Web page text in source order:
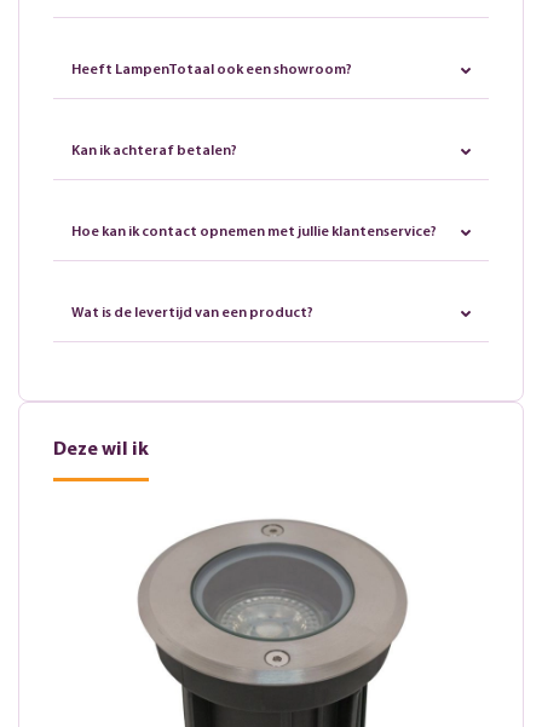
Heeft LampenTotaal ook een showroom?
Kan ik achteraf betalen?
Hoe kan ik contact opnemen met jullie klantenservice?
Wat is de levertijd van een product?
Deze wil ik